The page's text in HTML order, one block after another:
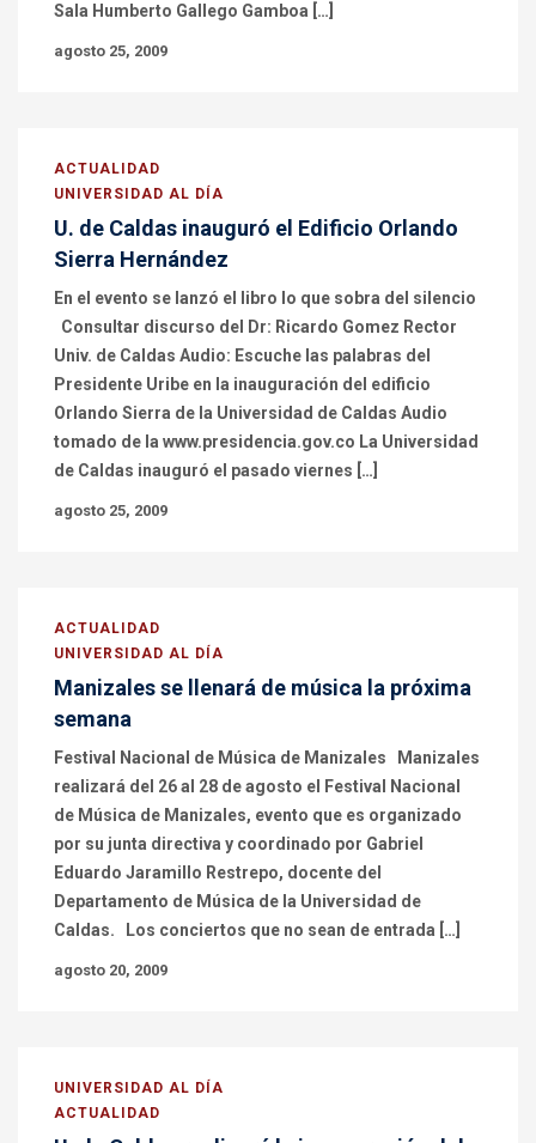
Sala Humberto Gallego Gamboa […]
agosto 25, 2009
ACTUALIDAD
UNIVERSIDAD AL DÍA
U. de Caldas inauguró el Edificio Orlando
Sierra Hernández
En el evento se lanzó el libro lo que sobra del silencio
Consultar discurso del Dr: Ricardo Gomez Rector
Univ. de Caldas Audio: Escuche las palabras del
Presidente Uribe en la inauguración del edificio
Orlando Sierra de la Universidad de Caldas Audio
tomado de la www.presidencia.gov.co La Universidad
de Caldas inauguró el pasado viernes […]
agosto 25, 2009
ACTUALIDAD
UNIVERSIDAD AL DÍA
Manizales se llenará de música la próxima
semana
Festival Nacional de Música de Manizales Manizales
realizará del 26 al 28 de agosto el Festival Nacional
de Música de Manizales, evento que es organizado
por su junta directiva y coordinado por Gabriel
Eduardo Jaramillo Restrepo, docente del
Departamento de Música de la Universidad de
Caldas. Los conciertos que no sean de entrada […]
agosto 20, 2009
UNIVERSIDAD AL DÍA
ACTUALIDAD